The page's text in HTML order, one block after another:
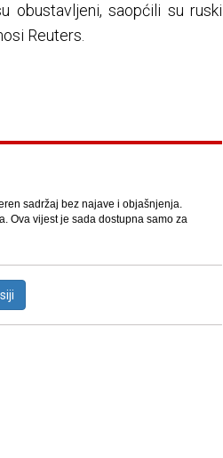
obustavljeni, saopćili su ruski
Reuters.
sadržaj bez najave i objašnjenja.
Ova vijest je sada dostupna samo za